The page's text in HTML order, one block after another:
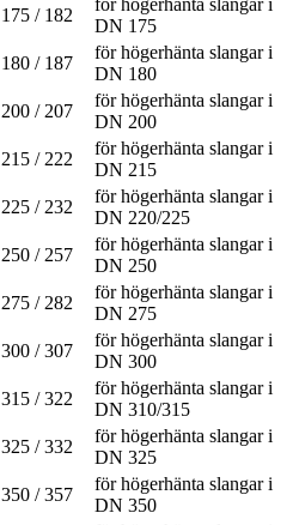
175 / 182
DN 175
180 / 187
för högerhänta slangar i
DN 180
200 / 207
för högerhänta slangar i
DN 200
215 / 222
för högerhänta slangar i
DN 215
225 / 232
för högerhänta slangar i
DN 220/225
250 / 257
för högerhänta slangar i
DN 250
275 / 282
för högerhänta slangar i
DN 275
300 / 307
för högerhänta slangar i
DN 300
315 / 322
för högerhänta slangar i
DN 310/315
325 / 332
för högerhänta slangar i
DN 325
350 / 357
för högerhänta slangar i
DN 350